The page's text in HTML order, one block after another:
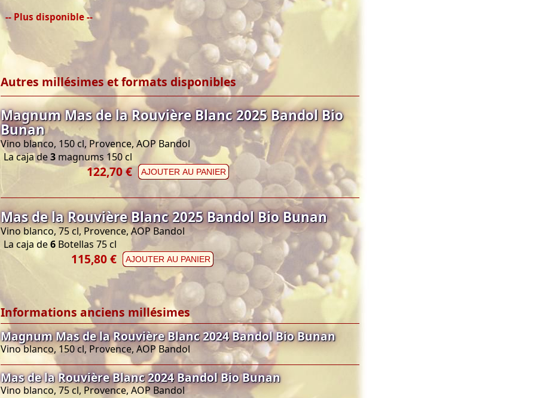
-- Plus disponible --
Autres millésimes et formats disponibles
Magnum Mas de la Rouvière Blanc 2025 Bandol Bio
Bunan
Vino blanco, 150 cl, Provence, AOP Bandol
La caja de3 magnums 150 cl
122,70 € AJOUTER AU PANIER
Mas de la Rouvière Blanc 2025 Bandol Bio Bunan
Vino blanco, 75 cl, Provence, AOP Bandol
La caja de6 Botellas 75 cl
115,80 € AJOUTER AU PANIER
Informations anciens millésimes
Magnum Mas de la Rouvière Blanc 2024 Bandol Bio Bunan
Vino blanco, 150 cl, Provence, AOP Bandol
Mas de la Rouvière Blanc 2024 Bandol Bio Bunan
Vino blanco, 75 cl, Provence, AOP Bandol